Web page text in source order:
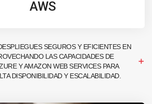
AWS
SEGUROS Y EFICIENTES EN
LAS CAPACIDADES DE
Y AMAZON WEB SERVICES PARA
DISPONIBILIDAD Y ESCALABILIDAD.